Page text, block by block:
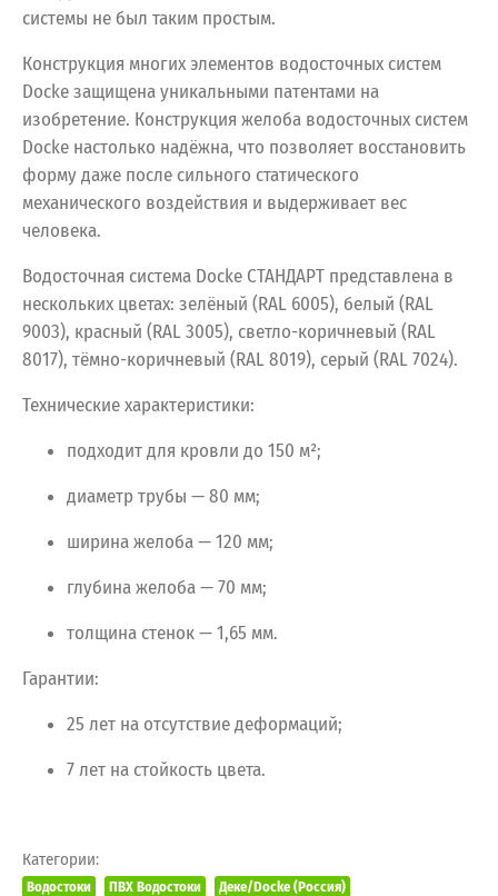
системы не был таким простым.
Конструкция многих элементов водосточных систем
Docke защищена уникальными патентами на
изобретение. Конструкция желоба водосточных систем
Docke настолько надёжна, что позволяет восстановить
форму даже после сильного статического
механического воздействия и выдерживает вес
человека.
Водосточная система Docke СТАНДАРТ представлена в
нескольких цветах: зелёный (RAL 6005), белый (RAL
9003), красный (RAL3005), светло-коричневый (RAL
8017), тёмно-коричневый (RAL8019), серый (RAL7024).
Техническиехарактеристики:
подходитдля кровли до 150 м²;
диаметр трубы — 80 мм;
ширинажелоба— 120 мм;
глубинажелоба— 70 мм;
толщина стенок— 1,65 мм.
Гарантии:
25 лет на отсутствиедеформаций;
7лет на стойкость цвета.
Категории:
Водостоки ПВХ Водостоки Деке/Docke (Россия)